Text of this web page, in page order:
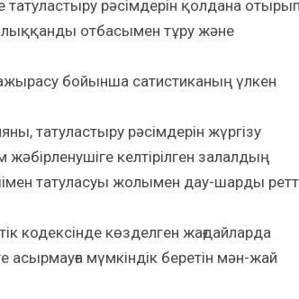
рәсімдерін қолдана отырып
отбасымен тұру және
ажырасу бойынша сатистиканың үлкен
татуластыру рәсімдерін жүргізу
келтірілген залалдың
татуласуы жолымен дау-шарды
кодексінде көзделген жағдайларда
мүмкіндік беретін мән-жай